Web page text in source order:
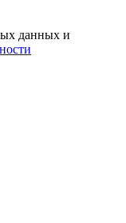
данных и